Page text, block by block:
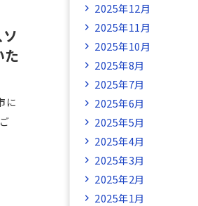
た
に
2025年12月
2025年11月
2025年10月
2025年8月
2025年7月
2025年6月
2025年5月
2025年4月
2025年3月
2025年2月
2025年1月